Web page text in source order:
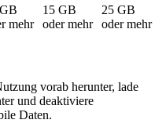
GB
mehr
15 GB
oder mehr
25 GB
oder mehr
vorab herunter, lade
und deaktiviere
Daten.